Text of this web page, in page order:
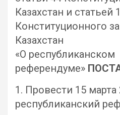
Казахстан и статьей
Конституционного
«О республиканском
референдуме»
1. Провести 15 марта
республиканский